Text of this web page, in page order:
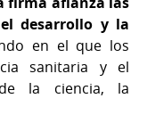
desarrollo y la
en el que los
sanitaria y el
la ciencia, la